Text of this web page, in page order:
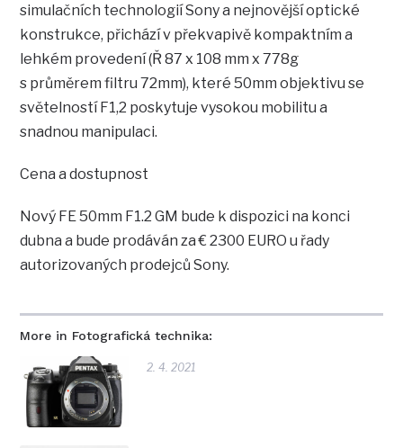
More in Fotografická technika:
2. 4. 2021
simulačních technologií Sony a nejnovější optické
konstrukce, přichází v překvapivě kompaktním a
lehkém provedení (Ř 87 x 108 mm x 778g
s průměrem filtru 72mm), které 50mm objektivu se
světelností F1,2 poskytuje vysokou mobilitu a
snadnou manipulaci.
Cena a dostupnost
Nový FE 50mm F1.2 GM bude k dispozici na konci
dubna a bude prodáván za € 2300 EURO u řady
autorizovaných prodejců Sony.